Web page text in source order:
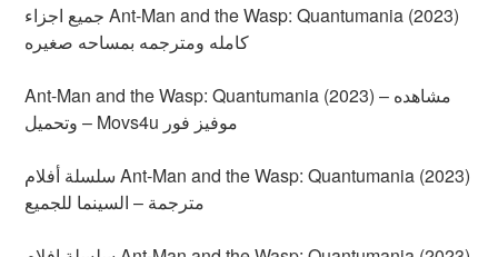
جميع اجزاء Ant-Man and the Wasp: Quantumania (2023)
كامله ومترجمه بمساحه صغيره
Ant-Man and the Wasp: Quantumania (2023) – مشاهده
وتحميل – Movs4u موفيز فور
سلسلة أفلام Ant-Man and the Wasp: Quantumania (2023)
مترجمة – السينما للجميع